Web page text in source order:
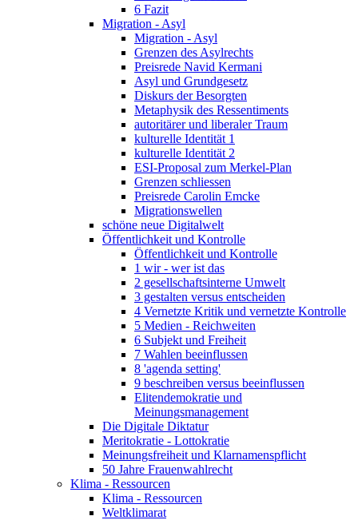
6 Fazit
Migration - Asyl
Migration - Asyl
Grenzen des Asylrechts
Preisrede Navid Kermani
Asyl und Grundgesetz
Diskurs der Besorgten
Metaphysik des Ressentiments
autoritärer und liberaler Traum
kulturelle Identität 1
kulturelle Identität 2
ESI-Proposal zum Merkel-Plan
Grenzen schliessen
Preisrede Carolin Emcke
Migrationswellen
schöne neue Digitalwelt
Öffentlichkeit und Kontrolle
Öffentlichkeit und Kontrolle
1 wir - wer ist das
2 gesellschaftsinterne Umwelt
3 gestalten versus entscheiden
4 Vernetzte Kritik und vernetzte Kontrolle
5 Medien - Reichweiten
6 Subjekt und Freiheit
7 Wahlen beeinflussen
8 'agenda setting'
9 beschreiben versus beeinflussen
Elitendemokratie und
Meinungsmanagement
Die Digitale Diktatur
Meritokratie - Lottokratie
Meinungsfreiheit und Klarnamenspflicht
50 Jahre Frauenwahlrecht
Klima - Ressourcen
Klima - Ressourcen
Weltklimarat